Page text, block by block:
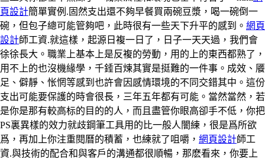
頁設計簡單實例.固然支出還不夠早餐買兩碗豆漿，喝一碗倒一
碗，但包子總可能管夠吧，此時很有一些天下升平的感到。 網頁
設計師工資.就這樣，起源日複一日了，日子一天天過，我們會
徐徐長大。職業上基本上是反複的勞動，用的上的東西都熟了，
用不上的也沒機緣學，千錘百煉其實是挺難的一件事。成效、餍
足、僻靜、怅惘等感到也許會因感情環境的不同交錯其中。這份
支出可能要保護的時會很長，三年五年都有可能。當然當然，若
是你是那有較高标的目的的人，而且盡管你眼高卻手不低，你把
PS裏異樣的效力就歧鋼筆工具用的比一般人闇練，很是爲所欲
爲，再加上你注重閱曆的積蓄，也練就了咀嚼， 網頁設計師工
資.與技術的配合和與客戶的溝通都很順暢，那麽看來，你要上